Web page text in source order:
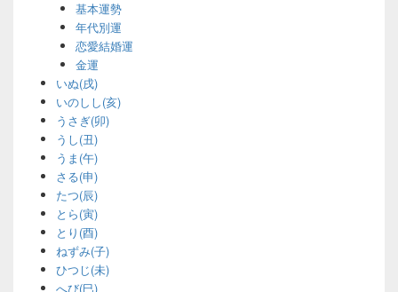
基本運勢
年代別運
恋愛結婚運
金運
いぬ(戌)
いのしし(亥)
うさぎ(卯)
うし(丑)
うま(午)
さる(申)
たつ(辰)
とら(寅)
とり(酉)
ねずみ(子)
ひつじ(未)
へび(巳)